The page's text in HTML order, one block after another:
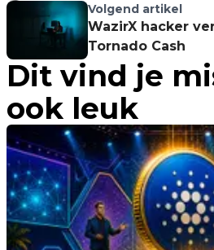
Volgend artikel
WazirX hacker
Tornado Cash
Dit vind je
ook leuk